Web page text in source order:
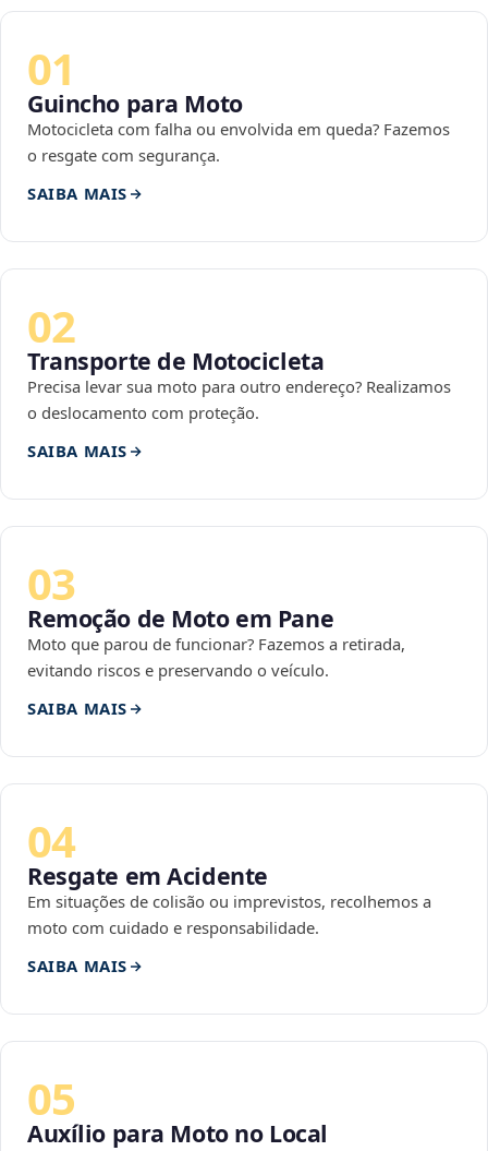
01
Guincho para Moto
Motocicleta com falha ou envolvida em queda? Fazemos
o resgate com segurança.
SAIBA MAIS
02
Transporte de Motocicleta
Precisa levar sua moto para outro endereço? Realizamos
o deslocamento com proteção.
SAIBA MAIS
03
Remoção de Moto em Pane
Moto que parou de funcionar? Fazemos a retirada,
evitando riscos e preservando o veículo.
SAIBA MAIS
04
Resgate em Acidente
Em situações de colisão ou imprevistos, recolhemos a
moto com cuidado e responsabilidade.
SAIBA MAIS
05
Auxílio para Moto no Local